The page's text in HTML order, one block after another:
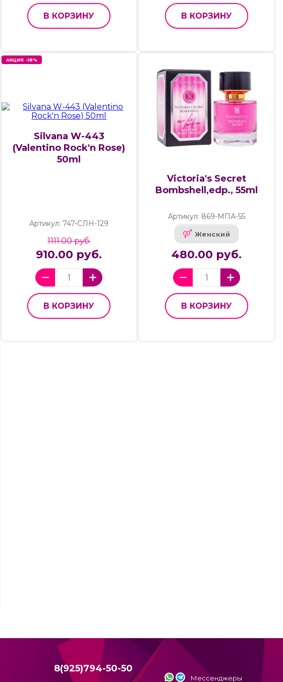
В КОРЗИНУ В КОРЗИНУ
АКЦИЯ -18%
Silvana W-443
(Valentino Rock'n Rose)
50ml
Артикул: 747-СЛН-129
1111.00 руб.
910.00 руб.
В КОРЗИНУ
Victoria's Secret
Bombshell,edp., 55ml
Артикул: 869-МПА-55
Женский
480.00 руб.
В КОРЗИНУ
8(925)794-50-50
Мессенджеры